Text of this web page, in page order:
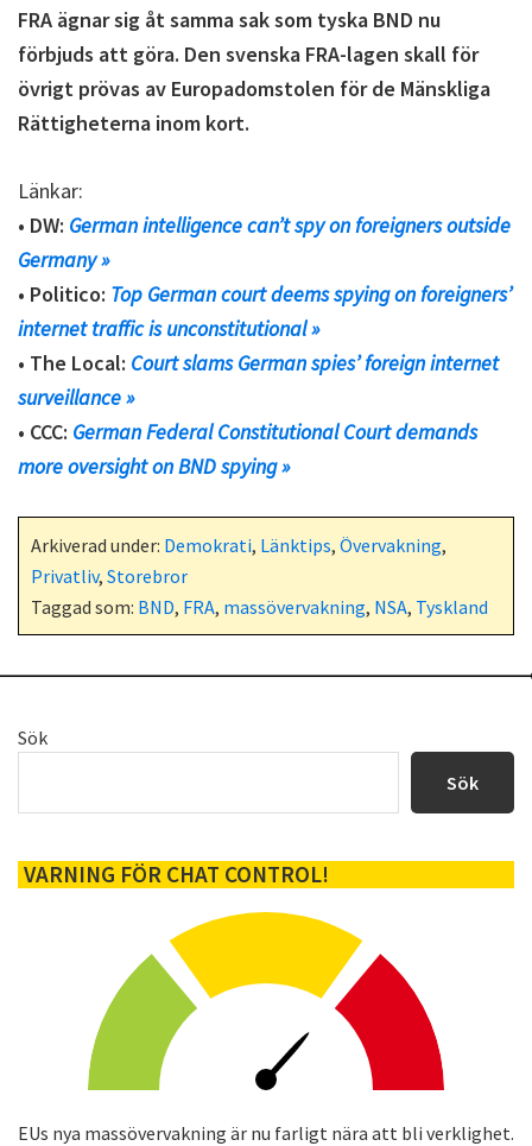
FRA ägnar sig åt samma sak som tyska BND nu
förbjuds att göra. Den svenska FRA-lagen skall för
övrigt prövas av Europadomstolen för de Mänskliga
Rättigheterna inom kort.
Länkar:
• DW: German intelligence can’t spy on foreigners outside
Germany »
• Politico: Top German court deems spying on foreigners’
internet traffic is unconstitutional »
• The Local: Court slams German spies’ foreign internet
surveillance »
• CCC: German Federal Constitutional Court demands
more oversight on BND spying »
Arkiverad under: Demokrati, Länktips, Övervakning,
Privatliv, Storebror
Taggad som: BND, FRA, massövervakning, NSA, Tyskland
Primärt
Sök
Sök
VARNING FÖR CHAT CONTROL!
EUs nya massövervakning är nu farligt nära att bli verklighet.